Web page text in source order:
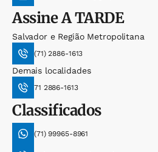
AssineA TARDE
Salvador e Região Metropolitana
(71) 2886-1613
Demais localidades
71 2886-1613
Classificados
(71) 99965-8961